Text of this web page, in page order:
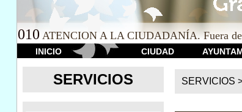
010 ATENCION A LA CIUDADANÍA. Fuera de
INICIO CIUDAD
SERVICIOS SERVICIOS